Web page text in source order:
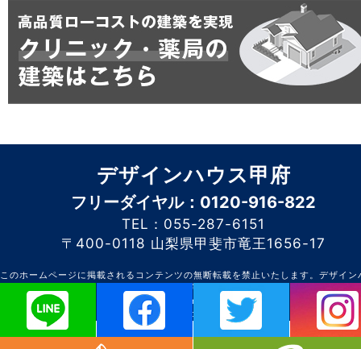
デザインハウス甲府
フリーダイヤル：0120-916-822
TEL：055-287-6151
〒400-0118 山梨県甲斐市竜王1656-17
このホームページに掲載されるコンテンツの無断転載を禁止いたします。デザイン
甲府
Do not copy or reprint without permission. This website is created
DesignHouseKofu.